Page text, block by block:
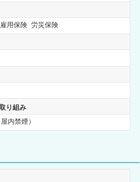
用保険 労災保険
り組み
内禁煙）